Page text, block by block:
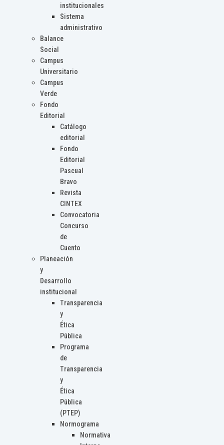
institucionales
Sistema
administrativo
Balance
Social
Campus
Universitario
Campus
Verde
Fondo
Editorial
Catálogo
editorial
Fondo
Editorial
Pascual
Bravo
Revista
CINTEX
Convocatoria
Concurso
de
Cuento
Planeación
y
Desarrollo
institucional
Transparencia
y
Ética
Pública
Programa
de
Transparencia
y
Ética
Pública
(PTEP)
Normograma
Normativa